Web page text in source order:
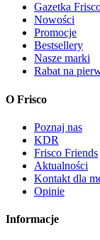
Gazetka
Nowości
Promocje
Bestsellery
Nasze marki
Rabat na
O Frisco
Poznaj nas
KDR
Frisco Friends
Aktualności
Kontakt dla
Opinie
Informacje